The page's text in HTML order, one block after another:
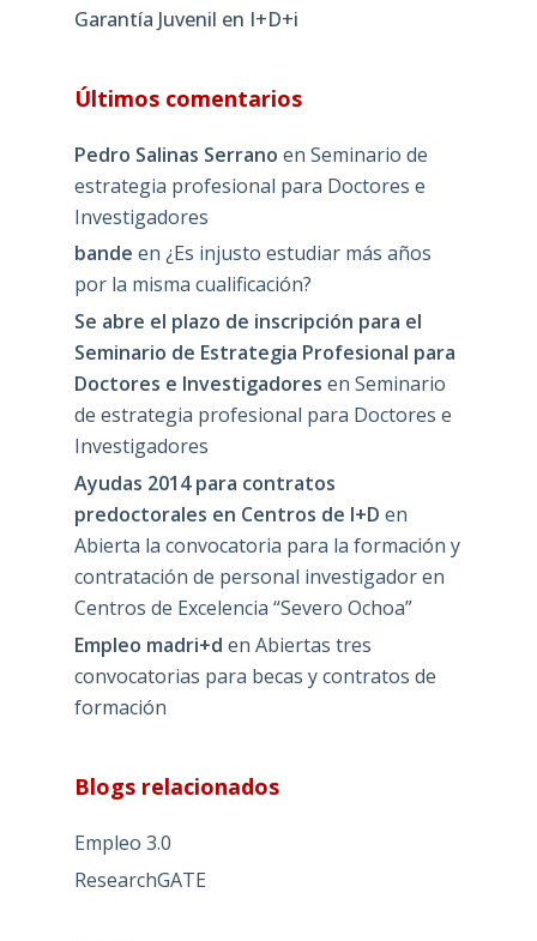
Garantía Juvenil en I+D+i
Últimos comentarios
Pedro Salinas Serrano en Seminario de
estrategia profesional para Doctores e
Investigadores
bande en ¿Es injusto estudiar más años
por la misma cualificación?
Se abre el plazo de inscripción para el
Seminario de Estrategia Profesional para
Doctores e Investigadores en Seminario
de estrategia profesional para Doctores e
Investigadores
Ayudas 2014 para contratos
predoctorales en Centros de I+D en
Abierta la convocatoria para la formación y
contratación de personal investigador en
Centros de Excelencia “Severo Ochoa”
Empleo madri+d en Abiertas tres
convocatorias para becas y contratos de
formación
Blogs relacionados
Empleo 3.0
ResearchGATE